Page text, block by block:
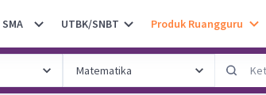
SMA UTBK/SNBT Produk Ruangguru